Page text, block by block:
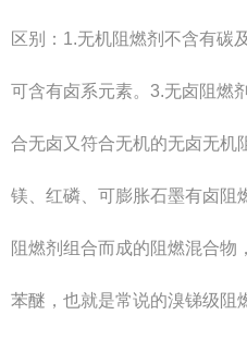
区别：1.无机阻燃剂不含有碳
可含有卤系元素。3.无卤阻燃
合无卤又符合无机的无卤无机
镁、红磷、可膨胀石墨有卤阻
阻燃剂组合而成的阻燃混合物
苯醚，也就是常说的溴锑级阻